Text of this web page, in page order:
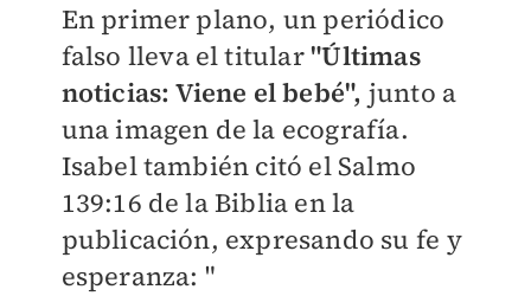
En primer plano, un periódico
falso lleva el titular"Últimas
noticias: Viene el bebé", junto a
una imagen de la ecografía.
Isabel también citó el Salmo
139:16 de la Biblia en la
publicación, expresando su fe y
esperanza: "